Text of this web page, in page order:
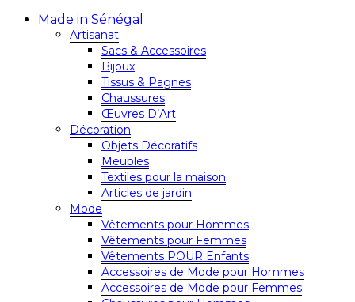
Made in Sénégal
Artisanat
Sacs & Accessoires
Bijoux
Tissus & Pagnes
Chaussures
Œuvres D’Art
Décoration
Objets Décoratifs
Meubles
Textiles pour la maison
Articles de jardin
Mode
Vêtements pour Hommes
Vêtements pour Femmes
Vêtements POUR Enfants
Accessoires de Mode pour Hommes
Accessoires de Mode pour Femmes